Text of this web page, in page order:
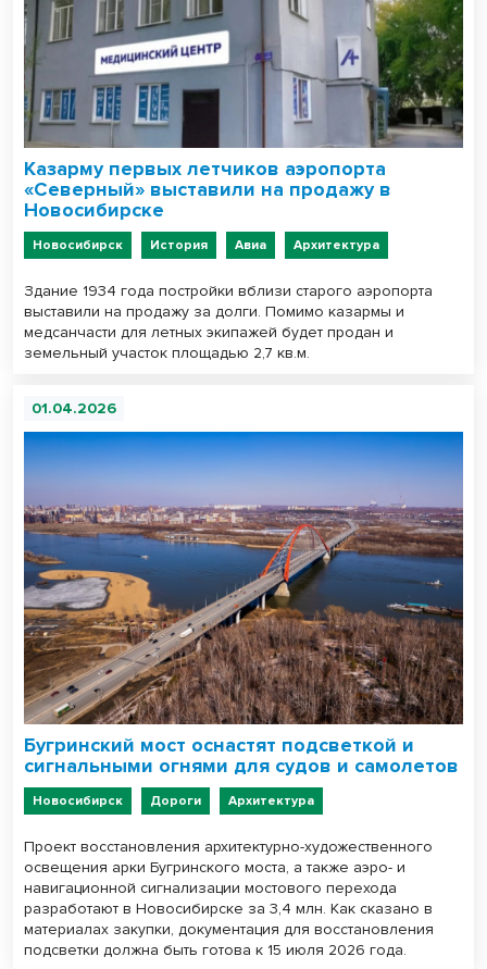
Казарму первых летчиков аэропорта
«Северный» выставили на продажу в
Новосибирске
Новосибирск История Авиа Архитектура
Здание 1934 года постройки вблизи старого аэропорта
выставили на продажу за долги. Помимо казармы и
медсанчасти для летных экипажей будет продан и
земельный участок площадью 2,7 кв.м.
01.04.2026
Бугринский мост оснастят подсветкой и
сигнальными огнями для судов и самолетов
Новосибирск Дороги Архитектура
Проект восстановления архитектурно-художественного
освещения арки Бугринского моста, а также аэро- и
навигационной сигнализации мостового перехода
разработают в Новосибирске за 3,4 млн. Как сказано в
материалах закупки, документация для восстановления
подсветки должна быть готова к 15 июля 2026 года.